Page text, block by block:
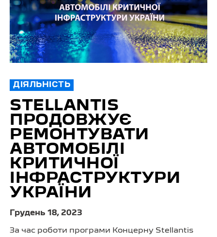
ДІЯЛЬНІСТЬ
STELLANTIS
ПРОДОВЖУЄ
РЕМОНТУВАТИ
АВТОМОБІЛІ
КРИТИЧНОЇ
ІНФРАСТРУКТУРИ
УКРАЇНИ
Грудень 18, 2023
За час роботи програми Концерну Stellantis